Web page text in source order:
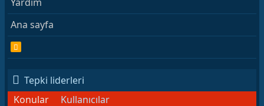
Ana sayfa
R
S
Tepki liderleri
Konular
Kullanıcılar